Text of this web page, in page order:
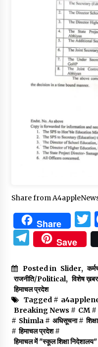
Share from
Share
Save
Posted in Slider,
राजनीति/Political, विशेष ख़बर
हिमाचल प्रदेश
Tagged #
Breaking News # CM#
# Shimla# अधिसूचना#
# हिमाचल प्रदेश#
हिमाचल में "स्कूल शिक्षा